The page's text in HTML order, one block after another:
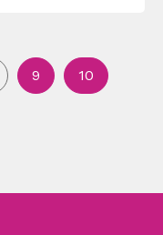
9 10